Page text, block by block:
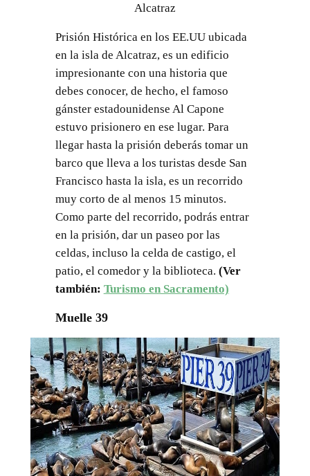
Alcatraz
Prisión Histórica en los EE.UU ubicada
en la isla de Alcatraz, es un edificio
impresionante con una historia que
debes conocer, de hecho, el famoso
gánster estadounidense Al Capone
estuvo prisionero en ese lugar. Para
llegar hasta la prisión deberás tomar un
barco que lleva a los turistas desde San
Francisco hasta la isla, es un recorrido
muy corto de al menos 15 minutos.
Como parte del recorrido, podrás entrar
en la prisión, dar un paseo por las
celdas, incluso la celda de castigo, el
patio, el comedor y la biblioteca. (Ver
también: Turismo en Sacramento)
Muelle 39